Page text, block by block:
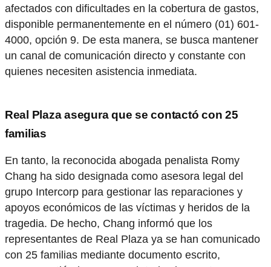
afectados con dificultades en la cobertura de gastos,
disponible permanentemente en el número (01) 601-
4000, opción 9. De esta manera, se busca mantener
un canal de comunicación directo y constante con
quienes necesiten asistencia inmediata.
Real Plaza asegura que se contactó con 25
familias
En tanto, la reconocida abogada penalista Romy
Chang ha sido designada como asesora legal del
grupo Intercorp para gestionar las reparaciones y
apoyos económicos de las víctimas y heridos de la
tragedia. De hecho, Chang informó que los
representantes de Real Plaza ya se han comunicado
con 25 familias mediante documento escrito,